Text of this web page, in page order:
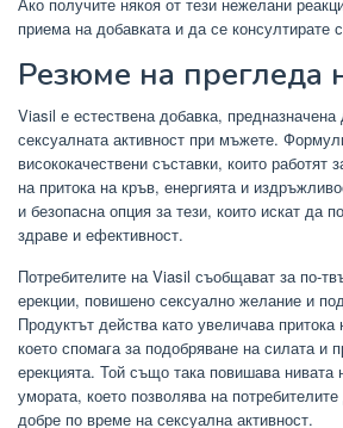
приема на добавката и да се консултирате
Резюме на прегледа
Viasil е естествена добавка,
сексуалната активност при мъжете.
висококачествени съставки, които работят
на притока на кръв, енергията и
и безопасна опция за тези, които искат да
здраве и ефективност.
Потребителите на Viasil съобщават за по-
ерекции, повишено сексуално желание и
Продуктът действа като увеличава
което спомага за подобряване на силата и
ерекцията. Той също така повишава нивата
умората, което позволява на
добре по време на сексуална активност.